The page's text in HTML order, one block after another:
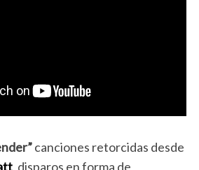
canciones retorcidas desde
, disparos en forma de